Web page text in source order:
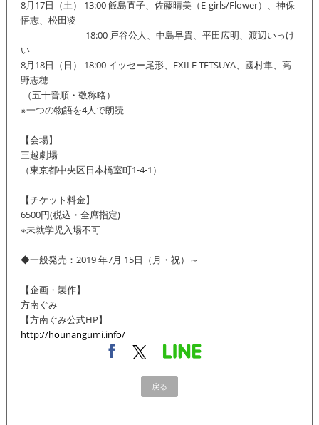
8月17日（土） 13:00 飯島直子、佐藤晴美（E-girls/Flower）、 神保
悟志、松田凌
18:00 戸谷公人、中島早貴、平田広明、渡辺いっけ
い
8月18日（日） 18:00 イッセー尾形、EXILE TETSUYA、國村隼、高
野志穂
（五十音順・敬称略）
※一つの物語を4人で朗読
【会場】
三越劇場
（東京都中央区日本橋室町1-4-1）
【チケット料金】
6500円(税込・全席指定)
※未就学児入場不可
◆一般発売：2019 年7月 15日（月・祝）～
【企画・製作】
方南ぐみ
【方南ぐみ公式HP】
http://hounangumi.info/
戻る